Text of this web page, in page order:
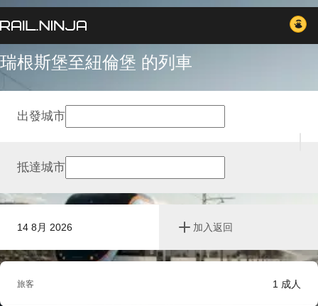
瑞根斯堡至紐倫堡 的列車
14 8月 2026 加入返回
出發城市
抵達城市
旅客 1 成人